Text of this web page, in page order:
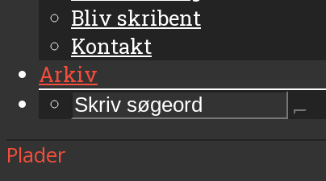
Bliv skribent
Kontakt
Arkiv
Plader